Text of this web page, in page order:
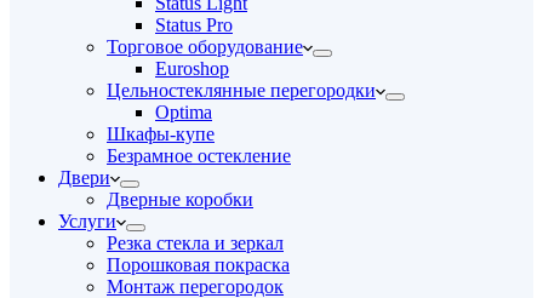
Status Pro
Торговое оборудование
Euroshop
Цельностеклянные перегородки
Optima
Шкафы-купе
Безрамное остекление
Двери
Дверные коробки
Услуги
Резка стекла и зеркал
Порошковая покраска
Монтаж перегородок